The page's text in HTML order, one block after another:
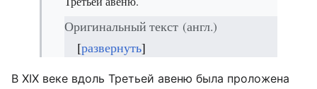
Оригинальный текст (англ.)
развернуть
В XIX веке вдоль Третьей авеню была проложена